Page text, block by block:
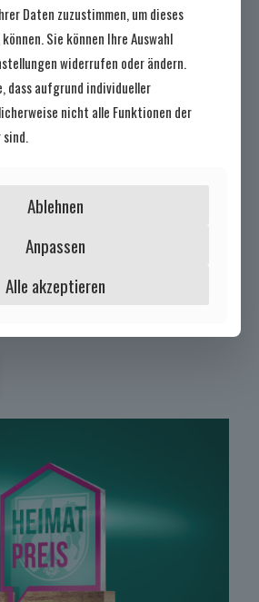
Daten zuzustimmen, um dieses
Sie können Ihre Auswahl
widerrufen oder ändern.
dass aufgrund individueller
nicht alle Funktionen der
Ablehnen
Anpassen
Alle akzeptieren